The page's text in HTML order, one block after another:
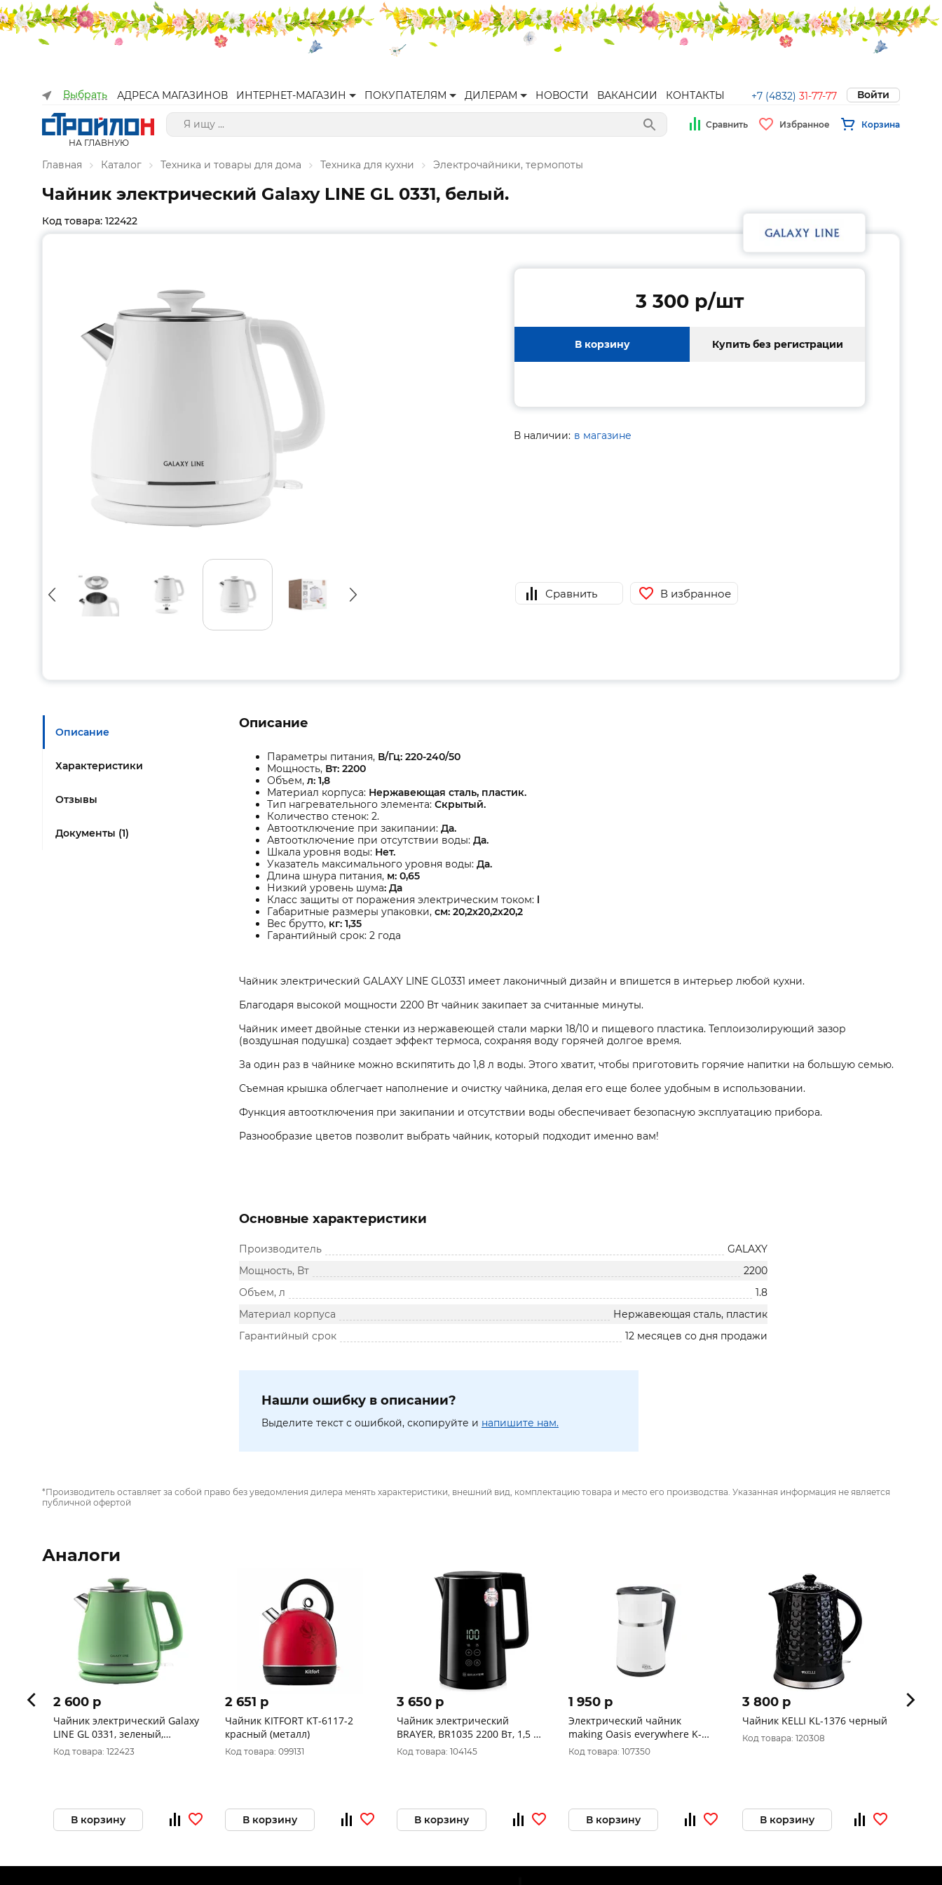
Выбрать АДРЕСА МАГАЗИНОВ ИНТЕРНЕТ-МАГАЗИН ПОКУПАТЕЛЯМ ДИЛЕРАМ НОВОСТИ ВАКАНСИИ КОНТАКТЫ +7 (4832) 31-77-77 Войти
НА ГЛАВНУЮ
Сравнить Избранное Корзина
Главная Каталог Техника и товары для дома Техника для кухни Электрочайники, термопоты
Чайник электрический Galaxy LINE GL 0331, белый.
Код товара: 122422
3 300 p/шт
В корзину Купить без регистрации
В наличии: в магазине
Сравнить В избранное
Описание
Характеристики
Отзывы
Документы (1)
Описание
Параметры питания, В/Гц: 220-240/50
Мощность, Вт: 2200
Объем, л: 1,8
Материал корпуса: Нержавеющая сталь, пластик.
Тип нагревательного элемента: Скрытый.
Количество стенок: 2.
Автоотключение при закипании: Да.
Автоотключение при отсутствии воды: Да.
Шкала уровня воды: Нет.
Указатель максимального уровня воды: Да.
Длина шнура питания, м: 0,65
Низкий уровень шума: Да
Класс защиты от поражения электрическим током: l
Габаритные размеры упаковки, см: 20,2х20,2х20,2
Вес брутто, кг: 1,35
Гарантийный срок: 2 года
Чайник электрический GALAXY LINE GL0331 имеет лаконичный дизайн и впишется в интерьер любой кухни.
Благодаря высокой мощности 2200 Вт чайник закипает за считанные минуты.
Чайник имеет двойные стенки из нержавеющей стали марки 18/10 и пищевого пластика. Теплоизолирующий зазор
(воздушная подушка) создает эффект термоса, сохраняя воду горячей долгое время.
За один раз в чайнике можно вскипятить до 1,8 л воды. Этого хватит, чтобы приготовить горячие напитки на большую семью.
Съемная крышка облегчает наполнение и очистку чайника, делая его еще более удобным в использовании.
Функция автоотключения при закипании и отсутствии воды обеспечивает безопасную эксплуатацию прибора.
Разнообразие цветов позволит выбрать чайник, который подходит именно вам!
Основные характеристики
Производитель
GALAXY
Мощность, Вт
2200
Объем, л
1.8
Материал корпуса
Нержавеющая сталь, пластик
Гарантийный срок
12 месяцев со дня продажи
Нашли ошибку в описании?
Выделите текст с ошибкой, скопируйте и напишите нам.
*Производитель оставляет за собой право без уведомления дилера менять характеристики, внешний вид, комплектацию товара и место его производства. Указанная информация не является
публичной офертой
Аналоги
2 600 p
Чайник электрический Galaxy
LINE GL 0331, зеленый,
пластик, двойная стенка из
нержавеющей стали AISI
Код товара: 122423
В корзину
2 651 p
Чайник KITFORT KT-6117-2
красный (металл)
Код товара: 099131
В корзину
3 650 p
Чайник электрический
BRAYER, BR1035 2200 Вт, 1,5 л,
STRIX, Cool
Touch,автооткл.при.закип,LED
Код товара: 104145
В корзину
1 950 p
Электрический чайник
making Oasis everywhere K-
4SPW
Код товара: 107350
В корзину
3 800 p
Чайник KELLI KL-1376 черный
Код товара: 120308
В корзину
3